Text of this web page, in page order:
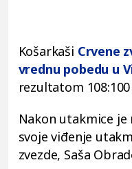
Košarkaši Crvene
vrednu pobedu u
rezultatom
Nakon utakmice
svoje viđenje
zvezde, Saša